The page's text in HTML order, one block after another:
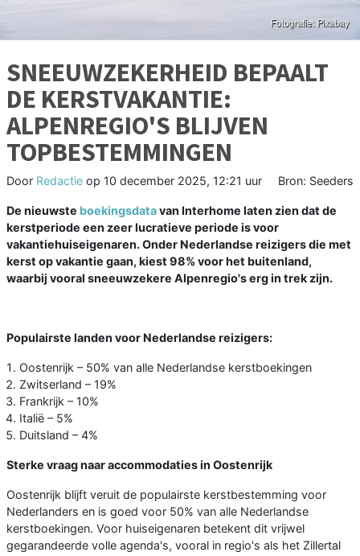
SNEEUWZEKERHEID BEPAALT
DE KERSTVAKANTIE:
ALPENREGIO'S BLIJVEN
TOPBESTEMMINGEN
Door Redactie op 10 december 2025, 12:21 uur Bron: Seeders
De nieuwste boekingsdatavan Interhome laten zien dat de
kerstperiode een zeer lucratieve periode is voor
vakantiehuiseigenaren. Onder Nederlandse reizigers die met
kerst op vakantie gaan, kiest 98% voor het buitenland,
waarbij vooral sneeuwzekere Alpenregio's erg in trek zijn.
Populairste landen voor Nederlandse reizigers:
Oostenrijk – 50% van alle Nederlandse kerstboekingen
Zwitserland – 19%
Frankrijk – 10%
Italië – 5%
Duitsland – 4%
Sterke vraag naar accommodaties in Oostenrijk
Oostenrijk blijft veruit de populairste kerstbestemming voor
Nederlanders en is goed voor 50% van alle Nederlandse
kerstboekingen. Voor huiseigenaren betekent dit vrijwel
gegarandeerde volle agenda's, vooral in regio's als het Zillertal